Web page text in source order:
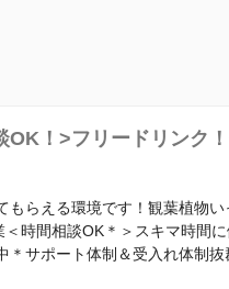
！>フリードリンク
らえる環境です！観葉植物い
時間相談OK＊＞スキマ時間
サポート体制＆受入れ体制抜